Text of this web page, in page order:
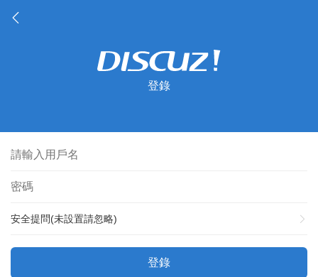
登錄
安全提問(未設置請忽略)
登錄